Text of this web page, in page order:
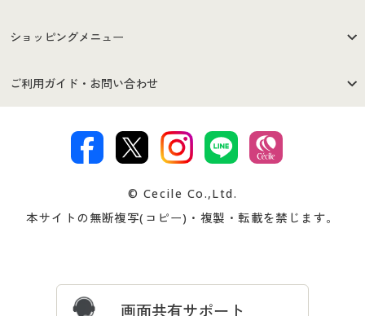
はじめての方へ
セシールご利用規約
著作権・商標について 会社案内
ショッピングメニュー
商品カテゴリ
プレゼント＆キャンペーン サイトマップ
ご利用ガイド・お問い合わせ
交換・返品は お支払は
ついて
忘れの場合
© Cecile Co.,Ltd.
本サイトの無断複写(コピー)・複製・転載を禁じます。
画面共有サポート